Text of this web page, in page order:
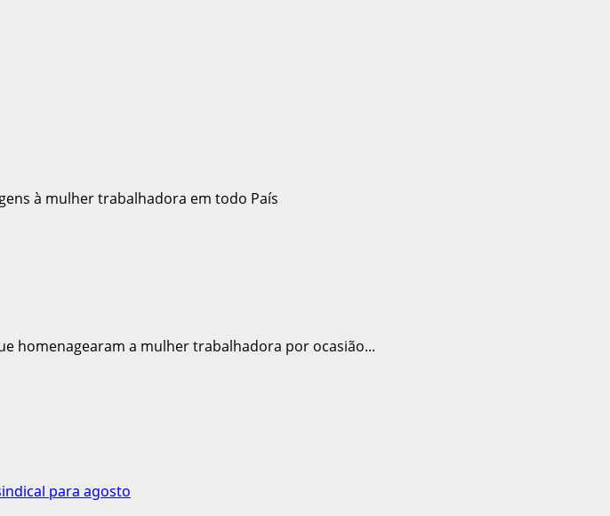
homenagearam a mulher trabalhadora por ocasião...
para agosto